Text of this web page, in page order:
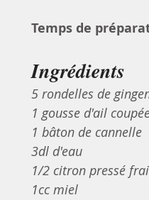
Temps de
Ingrédients
5 rondelles de
1 gousse d'ail
1 bâton de cannelle
3dl d'eau
1/2 citron pressé
1cc miel